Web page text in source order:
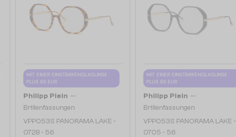
MIT EINER EINSTÄRKENGLASLINSE
PLUS 65 EUR
Philipp Plein —
Brillenfassungen
VPP053S PANORAMA LAKE -
0728 - 56
MIT EINER EINSTÄRKENGLASLINSE
PLUS 65 EUR
Philipp Plein —
Brillenfassungen
VPP053S PANORAMA LAKE -
0705 - 56